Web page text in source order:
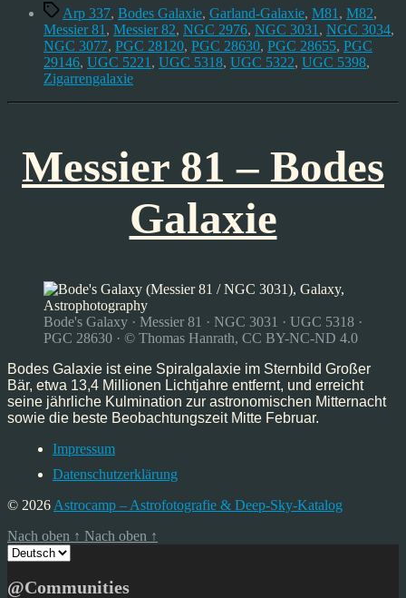
Schlagwörter
Arp 337, Bodes Galaxie, Garland-Galaxie, M81 , M82,
Messier 81 , Messier 82, NGC 2976, NGC 3031 , NGC 3034,
NGC 3077, PGC 28120, PGC 28630, PGC 28655, PGC
29146, UGC 5221 , UGC 5318, UGC 5322, UGC 5398,
Zigarrengalaxie
Messier 81 – Bodes
Galaxie
Bode's Galaxy · Messier 81 · NGC 3031 · UGC 5318 ·
PGC 28630 · © Thomas Hanrath, CC BY-NC-ND 4.0
Bodes Galaxie ist eine Spiralgalaxie im Sternbild Großer
Bär, etwa 13,4 Millionen Lichtjahre entfernt, und erreicht
seine jährliche Kulmination zur astronomischen Mitternacht
sowie die beste Beobachtungszeit Mitte Februar.
Impressum
Datenschutzerklärung
© 2026 Astrocamp – Astrofotografie & Deep-Sky-Katalog
Nach oben ↑ Nach oben ↑
Sprache
auswählen
@Communities